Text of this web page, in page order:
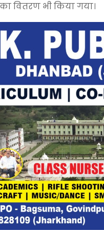
वितरण भी किया गया।